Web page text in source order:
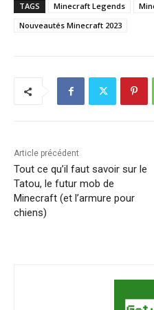
TAGS Minecraft Legends
Nouveautés Minecraft 2023
Article précédent
Tout ce qu’il faut savoir sur le
Tatou, le futur mob de
Minecraft (et l’armure pour
chiens)